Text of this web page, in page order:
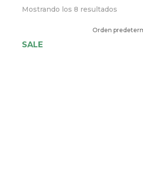
Mostrando los 8 resultados
SALE